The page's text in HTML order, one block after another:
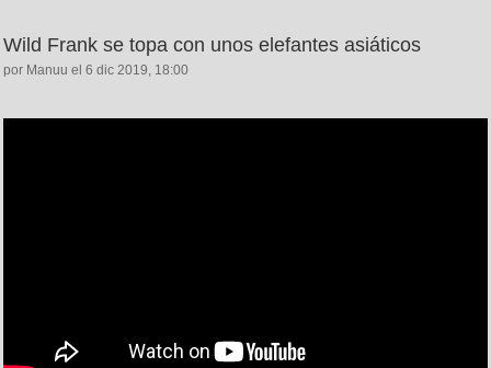
Wild Frank se topa con unos elefantes asiáticos
por Manuu el 6 dic 2019, 18:00